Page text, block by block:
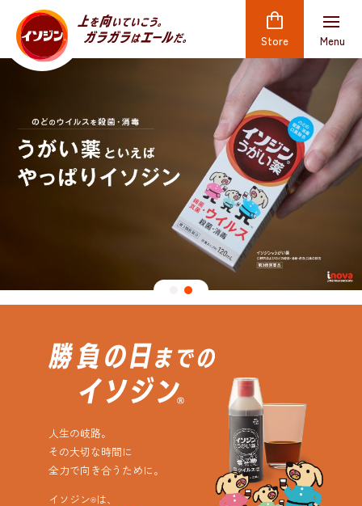
Store Menu
イソジン® うがい薬・うがい薬P
イソジン うがい薬C
のどフレッシュ
イソジン のどフレッシュ
きず薬・軟膏
イソジン®きず薬
茶色のひみつ
商品のご購入はこちら
各オンラインショップは在庫状況により、
売り切れの場合がございます。
入荷状況や取り扱い商品は各サービスにお問い合わせください。
人生の岐路。
その大切な時間に
全力で向き合うために。
イソジン®は、